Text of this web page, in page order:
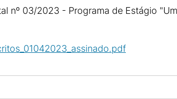
nº 03/2023 - Programa de Estágio